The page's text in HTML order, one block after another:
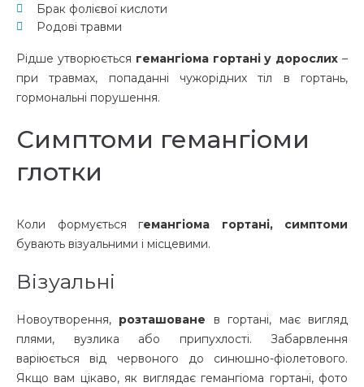
Брак фолієвої кислоти
Родові травми
Рідше утворюється гемангіома гортані у дорослих–
при травмах, попаданні чужорідних тіл в гортань,
гормональні порушення.
Симптоми гемангіоми
глотки
Коли формується гемангіома гортані, симптоми
бувають візуальними і місцевими.
Візуальні
Новоутворення, розташоване в гортані, має вигляд
плями, вузлика або припухлості. Забарвлення
варіюється від червоного до синюшно-фіолетового.
Якщо вам цікаво, як виглядає гемангіома гортані, фото